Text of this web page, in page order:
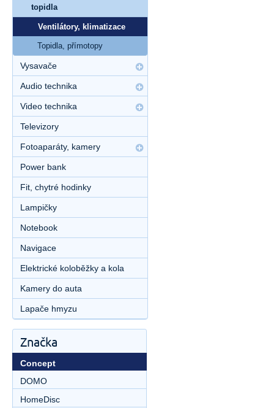
topidla
Ventilátory, klimatizace
Topidla, přímotopy
Vysavače
Audio technika
Video technika
Televizory
Fotoaparáty, kamery
Power bank
Fit, chytré hodinky
Lampičky
Notebook
Navigace
Elektrické koloběžky a kola
Kamery do auta
Lapače hmyzu
Značka
Concept
DOMO
HomeDisc